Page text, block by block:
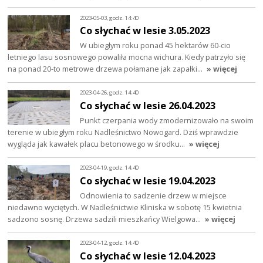
2023-05-03, godz. 14:40
Co słychać w lesie 3.05.2023
W ubiegłym roku ponad 45 hektarów 60-cio
letniego lasu sosnowego powaliła mocna wichura. Kiedy patrzyło się
na ponad 20-to metrowe drzewa połamane jak zapałki… » więcej
2023-04-26, godz. 14:40
Co słychać w lesie 26.04.2023
Punkt czerpania wody zmodernizowało na swoim
terenie w ubiegłym roku Nadleśnictwo Nowogard. Dziś wprawdzie
wygląda jak kawałek placu betonowego w środku… » więcej
2023-04-19, godz. 14:40
Co słychać w lesie 19.04.2023
Odnowienia to sadzenie drzew w miejsce
niedawno wyciętych. W Nadleśnictwie Kliniska w sobotę 15 kwietnia
sadzono sosnę. Drzewa sadzili mieszkańcy Wielgowa… » więcej
2023-04-12, godz. 14:40
Co słychać w lesie 12.04.2023